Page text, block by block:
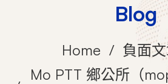
Blog
Home
負面
Mo PTT 鄉公所（